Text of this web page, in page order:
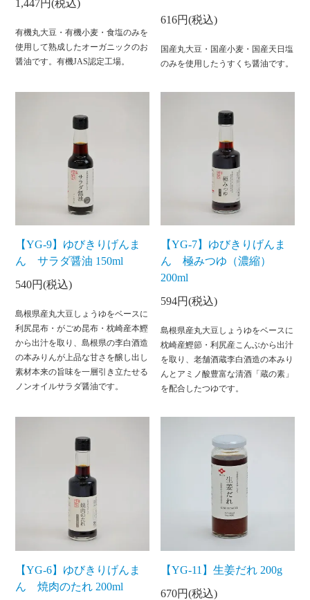
1,447円(税込)
有機丸大豆・有機小麦・食塩のみを
使用して熟成したオーガニックのお
醤油です。有機JAS認定工場。
616円(税込)
国産丸大豆・国産小麦・国産天日塩
のみを使用したうすくち醤油です。
【YG-9】ゆびきりげんま
ん サラダ醤油 150ml
540円(税込)
島根県産丸大豆しょうゆをベースに
利尻昆布・がごめ昆布・枕崎産本鰹
から出汁を取り、島根県の李白酒造
の本みりんが上品な甘さを醸し出し
素材本来の旨味を一層引き立たせる
ノンオイルサラダ醤油です。
【YG-7】ゆびきりげんま
ん 極みつゆ（濃縮）
200ml
594円(税込)
島根県産丸大豆しょうゆをベースに
枕崎産鰹節・利尻産こんぶから出汁
を取り、老舗酒蔵李白酒造の本みり
んとアミノ酸豊富な清酒「蔵の素」
を配合したつゆです。
【YG-6】ゆびきりげんま
ん 焼肉のたれ 200ml
【YG-11】生姜だれ 200g
670円(税込)